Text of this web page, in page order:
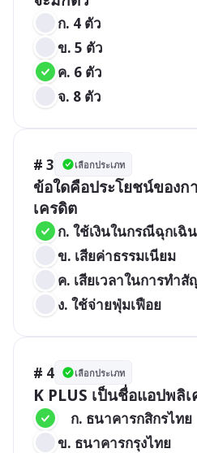
ก. 4 ตัว
ข. 5 ตัว
ค. 6 ตัว
จ. 8 ตัว
# 3 เลือกประเภท
ข้อใดคือประโยชน์ของก
เครดิต
ก. ใช้เงินในกรณีฉุกเฉิ
ข. เสียค่าธรรมเนียม
ค. เสียเวลาในการทำ
ง. ใช้จ่ายฟุ่มเฟือย
# 4 เลือกประเภท
K PLUS เป็นชื่อแอปพลิ
	ก. ธนาคารกสิกรไทย
ข. ธนาคารกรุงไทย